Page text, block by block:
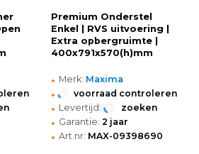
Premium Onderstel
Enkel | RVS uitvoering |
Extra opbergruimte |
400x791x570(h)mm
• Merk: Maxima
• voorraad controleren
• Levertijd: zoeken
• Garantie: 2 jaar
• Art.nr: MAX-09398690